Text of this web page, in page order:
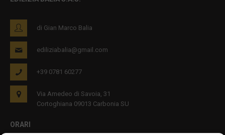
di Gian Marco Balia
ediliziabalia@gmail.com
+39 0781 60277
Via Amedeo di Savoia, 31
Cortoghiana 09013 Carbonia SU
ORARI